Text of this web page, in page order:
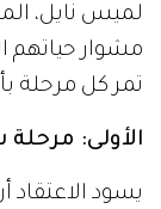
لميس نايل،
مشوار حياتهم
تمر كل مرحلة
الأولى:
يسود الاعتقاد